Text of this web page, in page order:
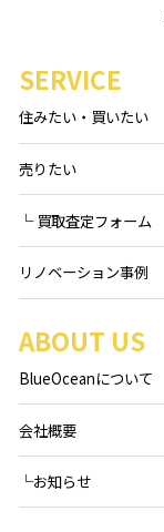
SERVICE
住みたい・買いたい
売りたい
└ 買取査定フォーム
リノベーション事例
ABOUT US
BlueOceanについて
会社概要
└お知らせ